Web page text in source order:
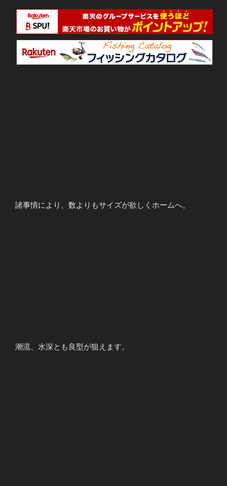
諸事情により、数よりもサイズが欲しくホームへ。
潮流、水深とも良型が狙えます。